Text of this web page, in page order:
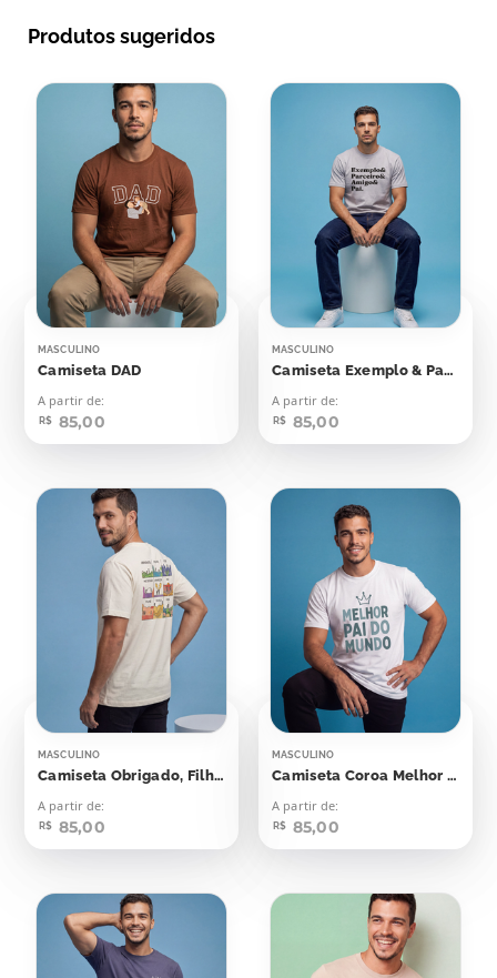
Produtos sugeridos
MASCULINO
Camiseta DAD
A partir de:
R$ 85,00
MASCULINO
Camiseta Exemplo & Parceiro & Amigo & Pai
A partir de:
R$ 85,00
MASCULINO
Camiseta Obrigado, Filho,
A partir de:
R$ 85,00
MASCULINO
Camiseta Coroa Melhor Pai Do Mundo
A partir de:
R$ 85,00